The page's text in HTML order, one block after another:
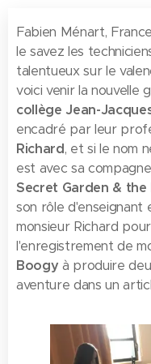
Fabien Ménart,
le savez les
talentueux sur le
voici venir la nouvelle
collège Jean-
encadré par leur
Richard, et si le nom
est avec sa
Secret Garden & the
son rôle d'enseignant
monsieur Richard
l'enregistrement de
Boogy à produire
aventure dans un